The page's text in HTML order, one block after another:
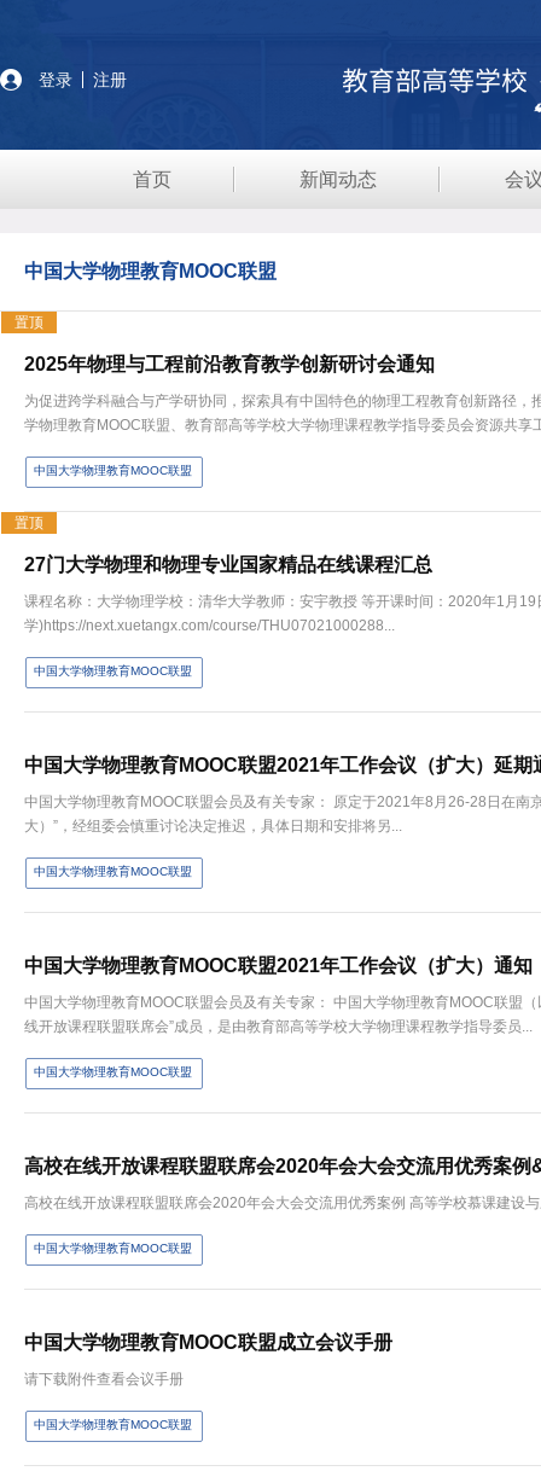
登录 注册
首页 新闻动态 会
中国大学物理教育MOOC联盟
2025年物理与工程前沿教育教学创新研讨会通知
为促进跨学科融合与产学研协同，探索具有中国特色的物理工程教育创新路径
学物理教育MOOC联盟、教育部高等学校大学物理课程教学指导委员会资源共享
中国大学物理教育MOOC联盟
置顶
27门大学物理和物理专业国家精品在线课程汇总
课程名称：大学物理学校：清华大学教师：安宇教授 等开课时间：2020年1月
学)https://next.xuetangx.com/course/THU07021000288...
中国大学物理教育MOOC联盟
置顶
中国大学物理教育MOOC联盟2021年工作会议（扩大）延期
中国大学物理教育MOOC联盟会员及有关专家： 原定于2021年8月26-28日在南京举办的“中国大学物理教育MOOC联盟2021年工作会议（扩
大）”，经组委会慎重讨论决定推迟，具体日期和安排将另...
中国大学物理教育MOOC联盟
中国大学物理教育MOOC联盟2021年工作会议（扩大）通知
中国大学物理教育MOOC联盟会员及有关专家： 中国大学物理教育MOOC联盟（以下简称联盟）作为教育部高等教育司直接指导的“高校在
线开放课程联盟联席会”成员，是由教育部高等学校大学物理课程教学指导委员...
中国大学物理教育MOOC联盟
高校在线开放课程联盟联席会2020年会大会交流用优秀案
高校在线开放课程联盟联席会2020年会大会交流
中国大学物理教育MOOC联盟
中国大学物理教育MOOC联盟成立会议手册
请下载附件查看会议手册
中国大学物理教育MOOC联盟